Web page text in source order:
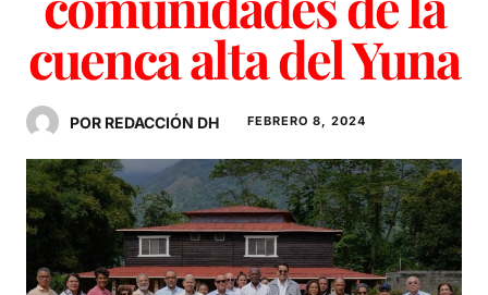
cuenca alta del Yuna
POR REDACCIÓN DH FEBRERO 8, 2024